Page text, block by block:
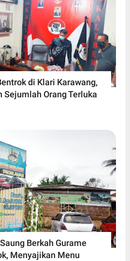
di Klari Karawang,
Sejumlah Orang Terluka
Berkah Gurame
Menyajikan Menu